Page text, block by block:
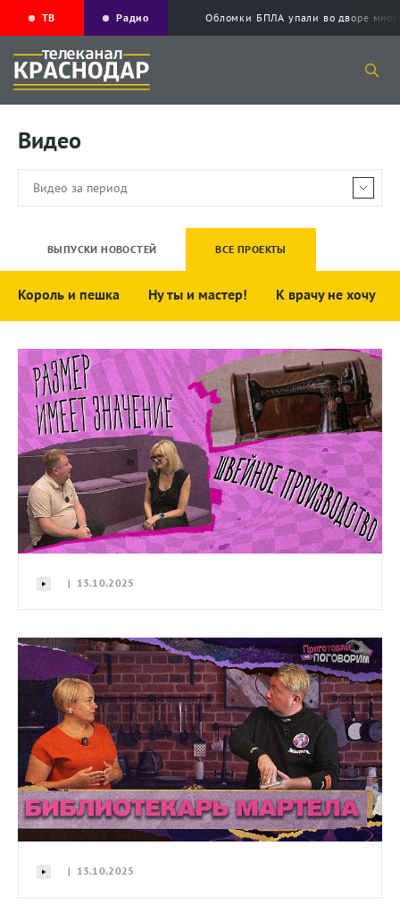
ТВ Радио Обломки БПЛА упали во дворе
Видео
ВЫПУСКИ НОВОСТЕЙ ВСЕ ПРОЕКТЫ
Король и пешка Ну ты и мастер! К врачу не хочу
| 13.10.2025
| 13.10.2025